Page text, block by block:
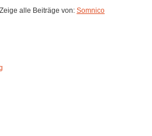
Zeige alle Beiträge von: Somnico